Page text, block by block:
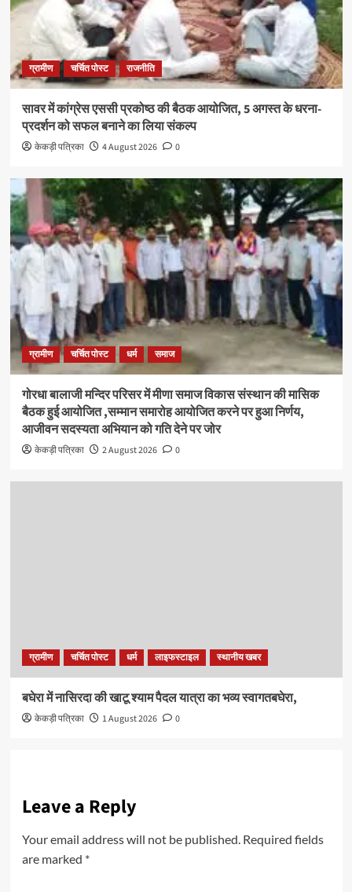
ग्रामीण चर्चित पोस्ट राजनीति
सावर में कांग्रेस एससी प्रकोष्ठ की बैठक आयोजित, 5 अगस्त के धरना-
प्रदर्शन को सफल बनाने का लिया संकल्प
केकड़ी पत्रिका 4 August 2026 0
ग्रामीण चर्चित पोस्ट धर्म समाज
गोरधा बालाजी मन्दिर परिसर में मीणा समाज विकास संस्थान की मासिक
बैठक हुई आयोजित ,सम्मान समारोह आयोजित करने पर हुआ निर्णय,
आजीवन सदस्यता अभियान को गति देने पर जोर
केकड़ी पत्रिका 2 August 2026 0
ग्रामीण चर्चित पोस्ट धर्म लाइफस्टाइल स्थानीय खबर
बघेरा में नासिरदा की खाटू श्याम पैदल यात्रा का भव्य स्वागतबघेरा,
केकड़ी पत्रिका 1 August 2026 0
Leave a Reply
Your email address will not be published. Required fields
are marked *